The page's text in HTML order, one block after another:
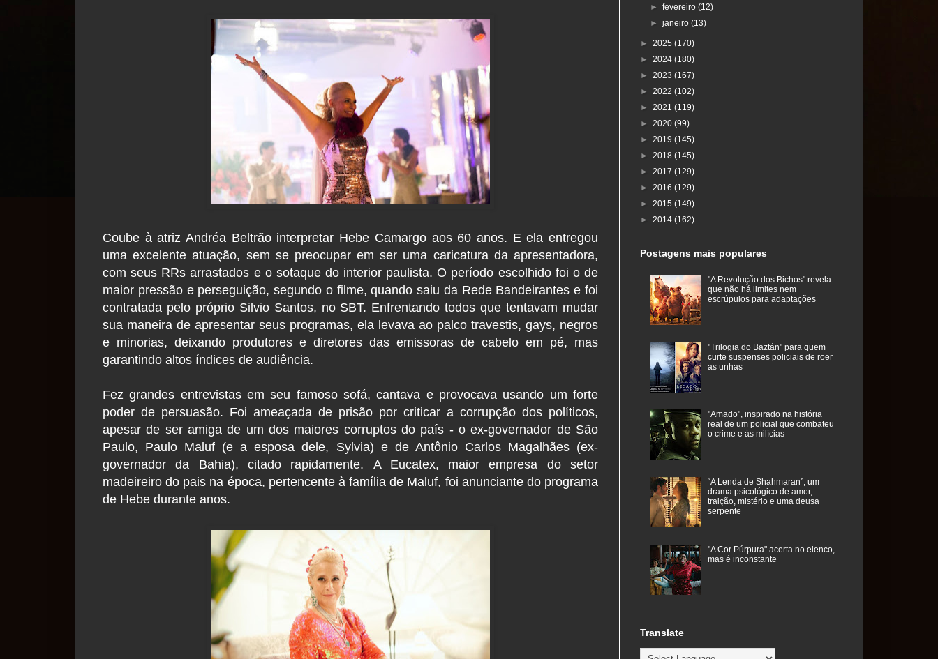
Coube à atriz Andréa Beltrão interpretar Hebe Camargo aos 60 anos. E ela entregou
uma excelente atuação, sem se preocupar em ser uma caricatura da apresentadora,
com seus RRs arrastados e o sotaque do interior paulista. O período escolhido foi o de
maior pressão e perseguição, segundo o filme, quando saiu da Rede Bandeirantes e foi
contratada pelo próprio Silvio Santos, no SBT. Enfrentando todos que tentavam mudar
sua maneira de apresentar seus programas, ela levava ao palco travestis, gays, negros
e minorias, deixando produtores e diretores das emissoras de cabelo em pé, mas
garantindo altos índices de audiência.
Fez grandes entrevistas em seu famoso sofá, cantava e provocava usando um forte
poder de persuasão. Foi ameaçada de prisão por criticar a corrupção dos políticos,
apesar de ser amiga de um dos maiores corruptos do país - o ex-governador de São
Paulo, Paulo Maluf (e a esposa dele, Sylvia) e de Antônio Carlos Magalhães (ex-
governador da Bahia), citado rapidamente. A Eucatex, maior empresa do setor
madeireiro do pais na época, pertencente à família de Maluf, foi anunciante do programa
de Hebe durante anos.
►fevereiro(12)
►janeiro(13)
► 2025 (170)
► 2024 (180)
► 2023 (167)
► 2022 (102)
► 2021 (119)
► 2020 (99)
► 2019 (145)
► 2018 (145)
► 2017 (129)
► 2016 (129)
► 2015 (149)
► 2014 (162)
Postagens mais populares
"A Revolução dos Bichos" revela
que não há limites nem
escrúpulos para adaptações
"Trilogia do Baztán" para quem
curte suspenses policiais de roer
as unhas
"Amado", inspirado na história
real de um policial que combateu
o crime e às milícias
“A Lenda de Shahmaran”, um
drama psicológico de amor,
traição, mistério e uma deusa
serpente
"A Cor Púrpura" acerta no elenco,
mas é inconstante
Translate